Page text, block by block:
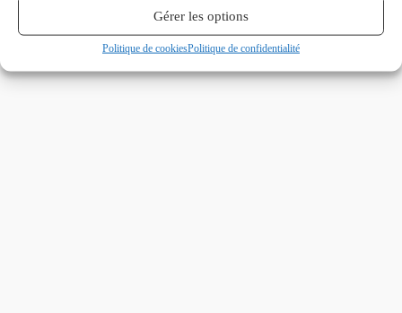
Gérer les options
Politique de cookiesPolitique de confidentialité